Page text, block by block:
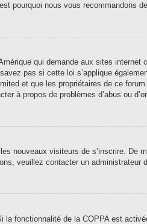
pourquoi nous vous recommandons
qui demande aux sites
pas si cette loi s’applique
et que les propriétaires de ce
à propos de problèmes d’abus ou
nouveaux visiteurs de s’inscrire.
veuillez contacter un administrateur
fonctionnalité de la COPPA est